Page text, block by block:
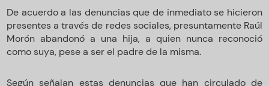
De acuerdo a las denuncias que de inmediato se hicieron
presentes a través de redes sociales, presuntamente Raúl
Morón abandonó a una hija, a quien nunca reconoció
como suya, pese a ser el padre de la misma.
Según señalan estas denuncias que han circulado de